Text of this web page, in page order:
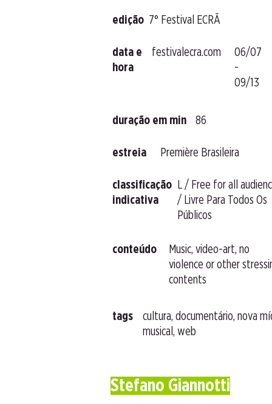
edição 7° Festival ECRÃ
data e
hora
festivalecra.com
06/07
-
09/13
duração em min 86
estreia Première Brasileira
classificação
indicativa
L / Free for all
/ Livre Para Todos Os
Públicos
conteúdo
Music, video-art, no
violence or other
contents
tags
cultura, documentário, nova
musical, web
Stefano Giannotti